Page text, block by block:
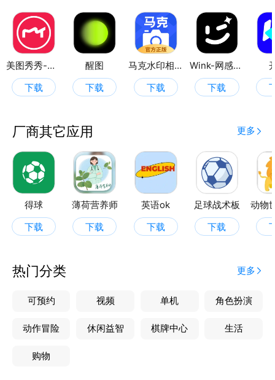
需要的文字和水印；智能抠图能精准抠取图像主体。
图片分割与拼接：宫格切图可将图片分割成多个部分；
一键拼图方便将多张图片拼接在一起。
技巧分享：提供图片颜色整理（对象光、饱和度色相、
纹理等）等实用编辑技巧内容，帮助用户提升图片处理
能力。
美图秀秀-视频/图片/Live人像精修工具
下载
醒图
下载
马克水印相机
下载
Wink-网感出片神器
下载
厂商其它应用 更多
得球
下载
薄荷营养师
下载
英语ok
下载
足球战术板
下载
热门分类 更多
可预约 视频 单机 角色扮演
动作冒险 休闲益智 棋牌中心 生活
购物